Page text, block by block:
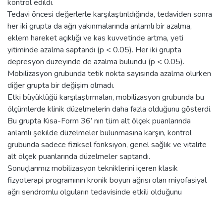
kontrol edildi.
Tedavi öncesi değerlerle karşılaştırıldığında, tedaviden sonra
her iki grupta da ağrı yakınmalarında anlamlı bir azalma,
eklem hareket açıklığı ve kas kuvvetinde artma, yeti
yitiminde azalma saptandı (p < 0.05). Her iki grupta
depresyon düzeyinde de azalma bulundu (p < 0.05).
Mobilizasyon grubunda tetik nokta sayısında azalma olurken
diğer grupta bir değişim olmadı.
Etki büyüklüğü karşılaştırmaları, mobilizasyon grubunda bu
ölçümlerde klinik düzelmelerin daha fazla olduğunu gösterdi.
Bu grupta Kısa-Form 36’ nın tüm alt ölçek puanlarında
anlamlı şekilde düzelmeler bulunmasına karşın, kontrol
grubunda sadece fiziksel fonksiyon, genel sağlık ve vitalite
alt ölçek puanlarında düzelmeler saptandı.
Sonuçlarımız mobilizasyon tekniklerini içeren klasik
fizyoterapi programının kronik boyun ağrısı olan miyofasiyal
ağrı sendromlu olguların tedavisinde etkili olduğunu